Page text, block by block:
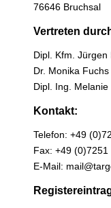
76646 Bruchsal
Vertreten
Dipl. Kfm. Jürgen
Dr. Monika Fuchs
Dipl. Ing.
Kontakt:
Telefon: +49
Fax: +49 (0)7251
E-Mail: